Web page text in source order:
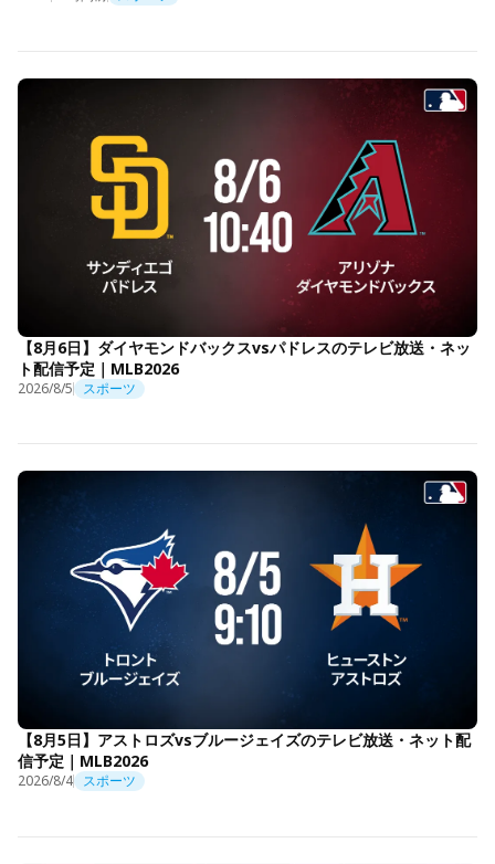
【8月6日】ダイヤモンドバックスvsパドレスのテレビ放送・ネッ
ト配信予定｜MLB2026
2026/8/5 スポーツ
【8月5日】アストロズvsブルージェイズのテレビ放送・ネット配
信予定｜MLB2026
2026/8/4 スポーツ